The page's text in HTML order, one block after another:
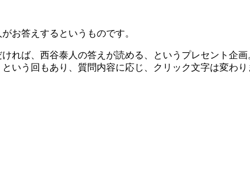
お答えするというものです。
れば、西谷泰人の答えが読める、というプレセント企画
いう回もあり、質問内容に応じ、クリック文字は変わり